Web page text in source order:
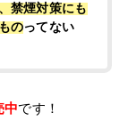
禁煙対策にも
のってない
中です！